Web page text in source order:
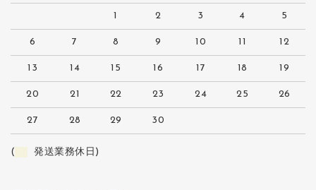
1 2 3 4 5
6 7 8 9 10 11 12
13 14 15 16 17 18 19
20 21 22 23 24 25 26
27 28 29 30
( 発送業務休日)